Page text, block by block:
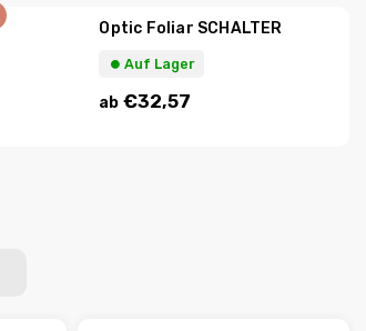
Optic Foliar SCHALTER
⏺︎ Auf Lager
ab €32,57